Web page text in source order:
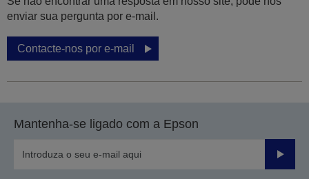
enviar sua pergunta por e-mail.
Contacte-nos por e-mail
Mantenha-se ligado com a Epson
Enviar